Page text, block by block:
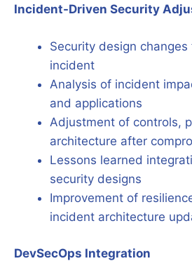
Incident-Driven Security
Security design
incident
Analysis of incident
and applications
Adjustment of controls,
architecture after
Lessons learned
security designs
Improvement of
incident architecture
DevSecOps Integration